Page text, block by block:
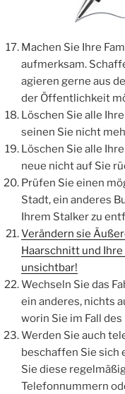
Machen Sie Ihre
aufmerksam.
agieren gerne aus
der Öffentlichkeit
Löschen Sie alle
seinen Sie nicht
Löschen Sie alle
neue nicht auf Sie
Prüfen Sie einen
Stadt, ein anderes
Ihrem Stalker zu
Verändern sie
Haarschnitt und
unsichtbar!
Wechseln Sie das
ein anderes, nichts
worin Sie im Fall
Werden Sie auch
beschaffen Sie sich
Sie diese
Telefonnummern